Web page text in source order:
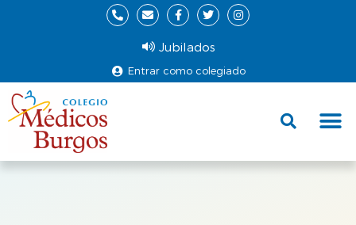
Entrar como colegiado
Jubilados